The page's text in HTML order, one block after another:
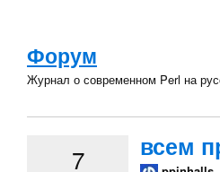
Форум
Журнал о современном Perl на
7 всем